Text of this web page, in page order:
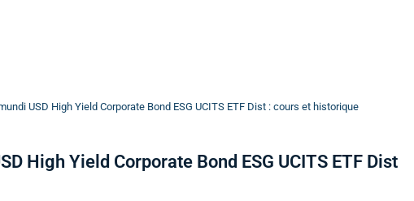
USD High Yield Corporate Bond ESG UCITS ETF Dist : cours et historique
High Yield Corporate Bond ESG UCITS ETF Dist